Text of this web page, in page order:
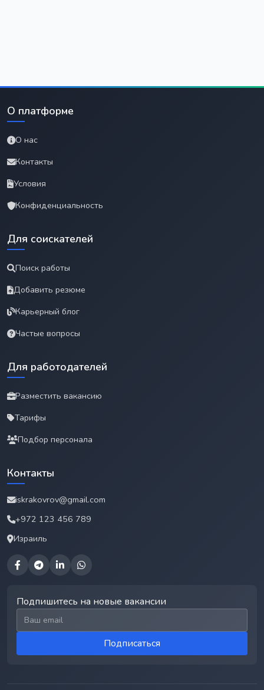
О платформе
О нас
Контакты
Условия
Конфиденциальность
Для соискателей
Поиск работы
Добавить резюме
Карьерный блог
Частые вопросы
Для работодателей
Разместить вакансию
Тарифы
Подбор персонала
Контакты
iskrakovrov@gmail.com
+972 123 456 789
Израиль
Подпишитесь на новые вакансии
Email для подписки
Подписаться